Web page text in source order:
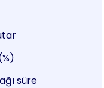
süre